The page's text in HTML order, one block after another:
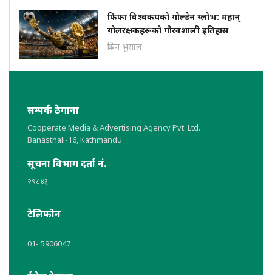
फिफा विश्वकपको गोल्डेन ग्लोभ: महान्
गोलरक्षकहरूको गौरवशाली इतिहास
प्रबिन भुसाल
सम्पर्क ठेगाना
Cooperate Media & Advertising Agency Pvt. Ltd.
Banasthali-16, Kathmandu
सूचना विभाग दर्ता नं.
२९८४३
टेलिफोन
01- 5906047